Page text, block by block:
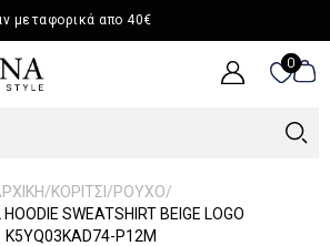
μεταφορικά απο 40€
0
0
/ΚΟΡΙΤΣΙ /ΡΟΥΧΟ/
HOODIE SWEATSHIRT BEIGE LOGO
K5YQ03KAD74-P12M